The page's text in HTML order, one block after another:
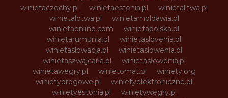
winietaczechy.pl
winietaestonia.pl
winietalitwa.pl
winietalotwa.pl
winietamoldawia.pl
winietaonline.com
winietapolska.pl
winietarumunia.pl
winietaslovenia.pl
winietaslowacja.pl
winietaslowenia.pl
winietaszwajcaria.pl
winietasłowenia.pl
winietawegry.pl
winietomat.pl
winiety.org
winietydrogowe.pl
winietyelektroniczne.pl
winietyestonia.pl
winietywegry.pl